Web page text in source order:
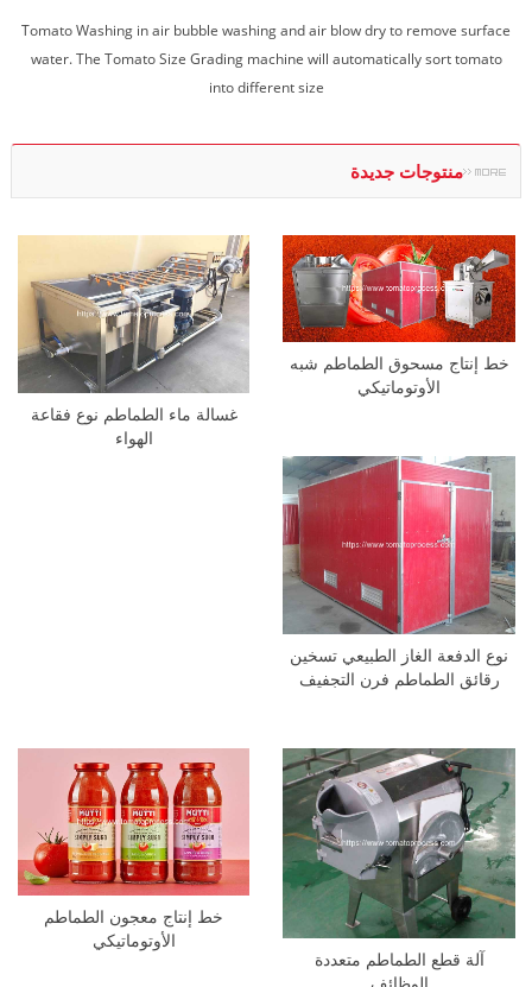
Tomato Washing in air bubble washing and air blow dry to remove surface
water. The Tomato Size Grading machine will automatically sort tomato
into different size
منتوجات جديدة
غسالة ماء الطماطم نوع فقاعة
الهواء
خط إنتاج مسحوق الطماطم شبه
الأوتوماتيكي
نوع الدفعة الغاز الطبيعي تسخين
رقائق الطماطم فرن التجفيف
خط إنتاج معجون الطماطم
الأوتوماتيكي
آلة قطع الطماطم متعددة
الوظائف